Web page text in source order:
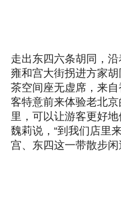
走出东四六条胡同，
雍和宫大街拐进方家
茶空间座无虚席，来
客特意前来体验老北京
里，可以让游客更好
魏莉说，“到我们店里
宫、东四这一带散步闲